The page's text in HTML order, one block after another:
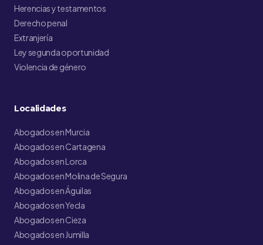
Herencias y testamentos
Derecho penal
Extranjería
Ley segunda oportunidad
Violencia de género
Localidades
Abogados en Murcia
Abogados en Cartagena
Abogados en Lorca
Abogados en Molina de Segura
Abogados en Águilas
Abogados en Yecla
Abogados en Cieza
Abogados en Jumilla